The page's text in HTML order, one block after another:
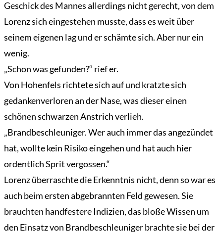
Übersicht
Mardermolch
Bücher
Archiv
Reisen
Literarisches
Geschick des Mannes allerdings nicht gerecht, von dem
Lorenz sich eingestehen musste, dass es weit über
seinem eigenen lag und er schämte sich. Aber nur ein
wenig.
„Schon was gefunden?“ rief er.
Von Hohenfels richtete sich auf und kratzte sich
gedankenverloren an der Nase, was dieser einen
schönen schwarzen Anstrich verlieh.
„Brandbeschleuniger. Wer auch immer das angezündet
hat, wollte kein Risiko eingehen und hat auch hier
ordentlich Sprit vergossen.“
Lorenz überraschte die Erkenntnis nicht, denn so war es
auch beim ersten abgebrannten Feld gewesen. Sie
brauchten handfestere Indizien, das bloße Wissen um
den Einsatz von Brandbeschleuniger brachte sie bei der